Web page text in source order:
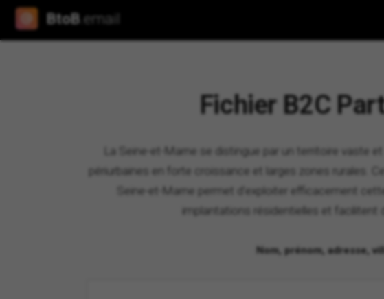
BtoB .email
Fichier B2C
La Seine-et-Marne se distingue par un territoire vaste
périurbaines en forte croissance et larges zones rurales.
Seine-et-Marne permet d'exploiter efficacement
implantations résidentielles et facilitent
Nom, prénom, adresse,